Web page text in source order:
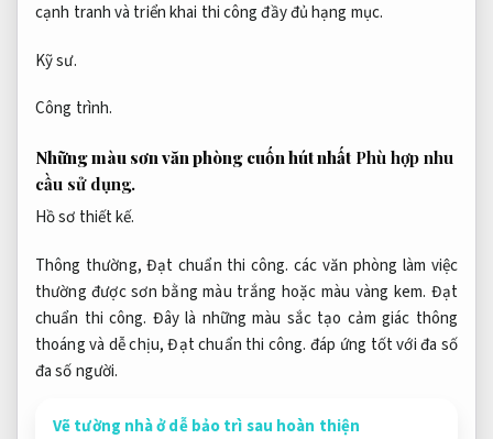
cạnh tranh và triển khai thi công đầy đủ hạng mục.
Kỹ sư.
Công trình.
Những màu sơn văn phòng cuốn hút nhất Phù hợp nhu
cầu sử dụng.
Hồ sơ thiết kế.
Thông thường,Đạt chuẩn thi công. các văn phòng làm việc
thường được sơn bằng màu trắng hoặc màu vàng kem. Đạt
chuẩn thi công. Đây là những màu sắc tạo cảm giác thông
thoáng và dễ chịu,Đạt chuẩn thi công. đáp ứng tốt với đa số
đa số người.
Vẽ tường nhà ở dễ bảo trì sau hoàn thiện